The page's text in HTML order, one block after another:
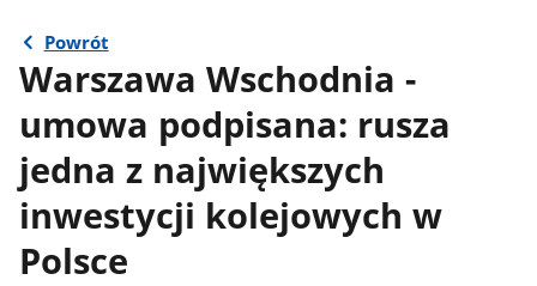
Powrót
Warszawa Wschodnia -
umowa podpisana: rusza
jedna z największych
inwestycji kolejowych w
Polsce